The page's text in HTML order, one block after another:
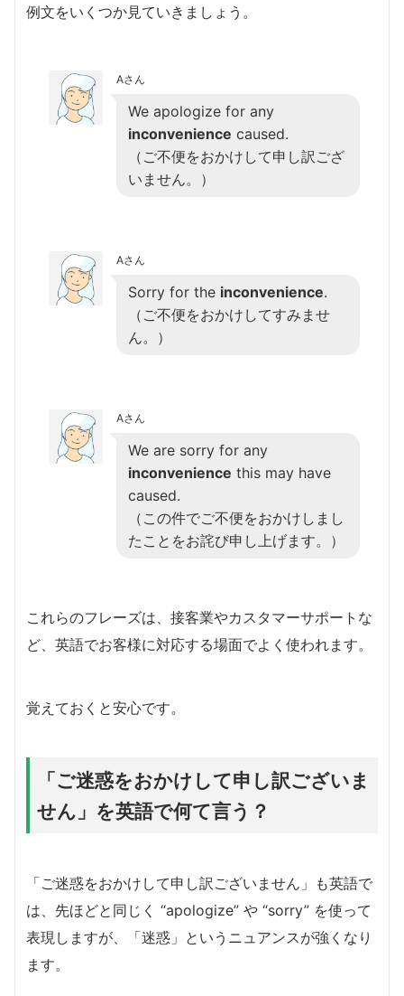
例文をいくつか見ていきましょう。
Aさん
We apologize for any
inconvenience caused.
（ご不便をおかけして申し訳ござ
いません。）
Aさん
Sorry for the inconvenience.
（ご不便をおかけしてすみませ
ん。）
Aさん
We are sorry for any
inconvenience this may have
caused.
（この件でご不便をおかけしまし
たことをお詫び申し上げます。）
これらのフレーズは、接客業やカスタマーサポートな
ど、英語でお客様に対応する場面でよく使われます。
覚えておくと安心です。
「ご迷惑をおかけして申し訳ございま
せん」を英語で何て言う？
「ご迷惑をおかけして申し訳ございません」も英語で
は、先ほどと同じく “apologize” や “sorry” を使って
表現しますが、「迷惑」というニュアンスが強くなり
ます。